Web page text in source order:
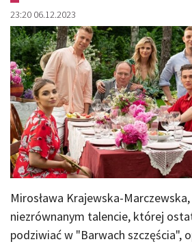
23:20 06.12.2023
Mirosława Krajewska-
niezrównanym talencie, której
podziwiać w "Barwach szczęścia",